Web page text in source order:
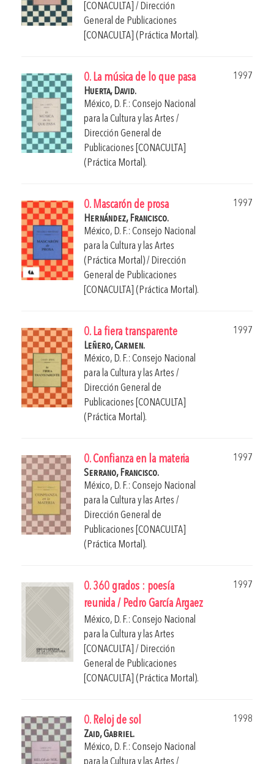
[CONACULTA] / Dirección
General de Publicaciones
[CONACULTA] (Práctica Mortal).
0. La música de lo que pasa
1997
Huerta, David.
México, D. F.: Consejo Nacional
para la Cultura y las Artes /
Dirección General de
Publicaciones [CONACULTA]
(Práctica Mortal).
0. Mascarón de prosa
1997
Hernández, Francisco.
México, D. F.: Consejo Nacional
para la Cultura y las Artes
(Práctica Mortal) / Dirección
General de Publicaciones
[CONACULTA] (Práctica Mortal).
0. La fiera transparente
1997
Leñero, Carmen.
México, D. F.: Consejo Nacional
para la Cultura y las Artes /
Dirección General de
Publicaciones [CONACULTA]
(Práctica Mortal).
0. Confianza en la materia
1997
Serrano, Francisco.
México, D. F.: Consejo Nacional
para la Cultura y las Artes /
Dirección General de
Publicaciones [CONACULTA]
(Práctica Mortal).
0. 360 grados : poesía
reunida / Pedro García Argaez
1997
México, D. F.: Consejo Nacional
para la Cultura y las Artes
[CONACULTA] / Dirección
General de Publicaciones
[CONACULTA] (Práctica Mortal).
0. Reloj de sol
1998
Zaid, Gabriel.
México, D. F.: Consejo Nacional
para la Cultura y las Artes /